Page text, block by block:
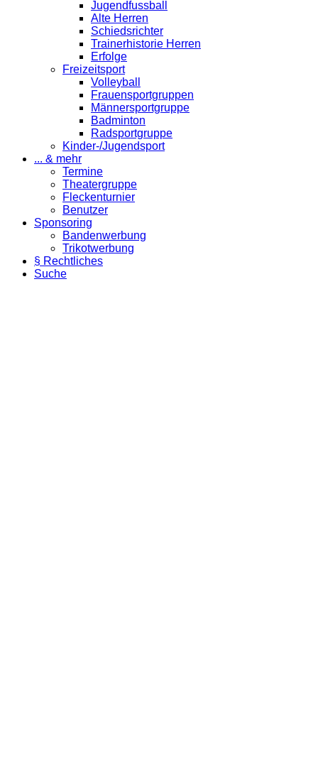
Jugendfussball
Alte Herren
Schiedsrichter
Trainerhistorie Herren
Erfolge
Freizeitsport
Volleyball
Frauensportgruppen
Männersportgruppe
Badminton
Radsportgruppe
Kinder-/Jugendsport
... & mehr
Termine
Theatergruppe
Fleckenturnier
Benutzer
Sponsoring
Bandenwerbung
Trikotwerbung
§ Rechtliches
Suche